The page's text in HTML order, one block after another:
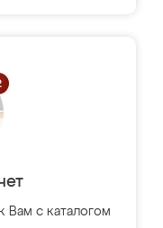
Вам с каталогом